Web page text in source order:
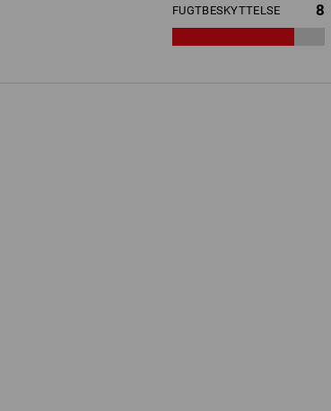
FUGTBESKYTTELSE 8